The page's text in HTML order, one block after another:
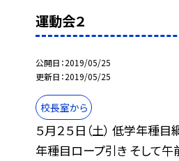
運動会２
公開日 2019/05/25
更新日 2019/05/25
校長室から
５月２５日（土） 低学年種
年種目ロープ引き そして午